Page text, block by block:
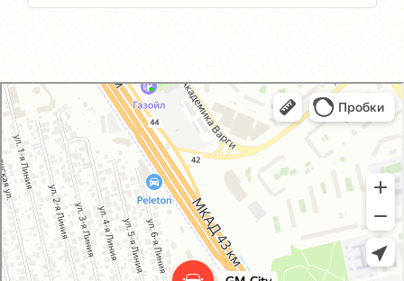
GM-City&VAG-Repair
Автосервис, автотехцентр в Москве
Магазин автозапчастей и автотоваров в Москве